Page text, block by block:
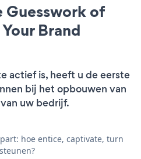
Guesswork of
Brand
actief is, heeft u de eerste
bij het opbouwen van
uw bedrijf.
hoe entice, captivate, turn